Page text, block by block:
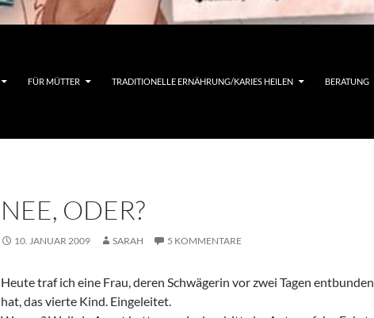
FÜR MÜTTER TRADITIONELLE ERNÄHRUNG/KARIES HEILEN BERATUNG
NEE, ODER?
10. JANUAR 2009 SARAH 5 KOMMENTARE
Heute traf ich eine Frau, deren Schwägerin vor zwei Tagen entbunden
hat, das vierte Kind. Eingeleitet.